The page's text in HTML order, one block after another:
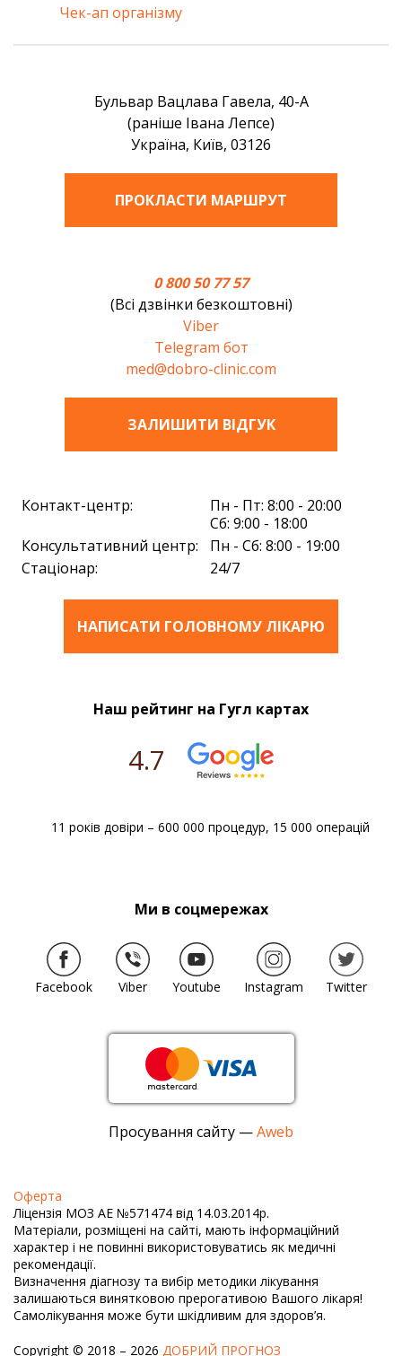
Чек-ап організму
Бульвар Вацлава Гавела, 40-А
(раніше Івана Лепсе)
Україна, Київ, 03126
ПРОКЛАСТИ МАРШРУТ
0 800 50 77 57
(Всі дзвінки безкоштовні)
Viber
Telegram бот
med@dobro-clinic.com
ЗАЛИШИТИ ВIДГУК
Контакт-центр:
Пн - Пт: 8:00 - 20:00
Сб: 9:00 - 18:00
Консультативний центр:
Пн - Сб: 8:00 - 19:00
Стаціонар:
24/7
НАПИСАТИ ГОЛОВНОМУ ЛІКАРЮ
Оферта
Ліцензія МОЗ АЕ №571474 від 14.03.2014р.
Матеріали, розміщені на сайті, мають інформаційний
характер і не повинні використовуватись як медичні
рекомендації.
Визначення діагнозу та вибір методики лікування
залишаються винятковою прерогативою Вашого лікаря!
Самолікування може бути шкідливим для здоров’я.
Copyright © 2018 – 2026 ДОБРИЙ ПРОГНОЗ
Наш рейтинг на Гугл картах
4.7
11 років довіри – 600 000 процедур, 15 000 операцій
Ми в соцмережах
Facebook Viber Youtube Instagram Twitter
Просування сайту —Aweb